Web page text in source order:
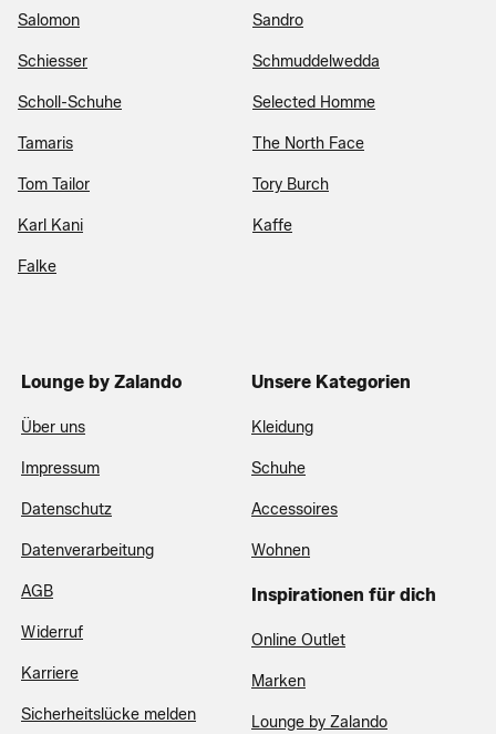
Salomon Sandro
Schiesser Schmuddelwedda
Scholl-Schuhe Selected Homme
Tamaris The North Face
Tom Tailor Tory Burch
Karl Kani Kaffe
Falke
Lounge by Zalando
Über uns
Impressum
Datenschutz
Datenverarbeitung
AGB
Widerruf
Karriere
Sicherheitslücke melden
Unsere Kategorien
Kleidung
Schuhe
Accessoires
Wohnen
Inspirationen für dich
Online Outlet
Marken
Lounge by Zalando